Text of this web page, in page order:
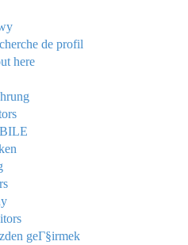
de profil
here
geГ§irmek